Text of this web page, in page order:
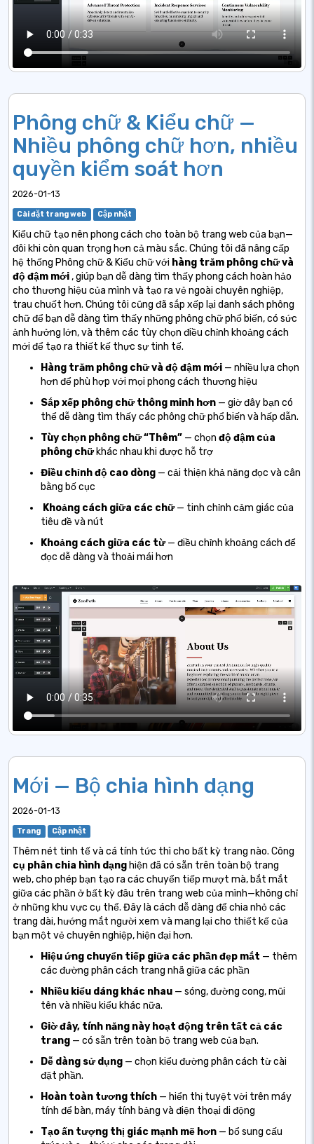
Phông chữ & Kiểu chữ —
Nhiều phông chữ hơn, nhiều
quyền kiểm soát hơn
2026-01-13
Cài đặt trang web Cập nhật
Kiểu chữ tạo nên phong cách cho toàn bộ trang web của bạn—
đôi khi còn quan trọng hơn cả màu sắc. Chúng tôi đã nâng cấp
hệ thống Phông chữ & Kiểu chữ với hàng trăm phông chữ và
độ đậm mới, giúp bạn dễ dàng tìm thấy phong cách hoàn hảo
cho thương hiệu của mình và tạo ra vẻ ngoài chuyên nghiệp,
trau chuốt hơn. Chúng tôi cũng đã sắp xếp lại danh sách phông
chữ để bạn dễ dàng tìm thấy những phông chữ phổ biến, có sức
ảnh hưởng lớn, và thêm các tùy chọn điều chỉnh khoảng cách
mới để tạo ra thiết kế thực sự tinh tế.
Hàng trăm phông chữ và độ đậm mới — nhiều lựa chọn
hơn để phù hợp với mọi phong cách thương hiệu
Sắp xếp phông chữ thông minh hơn — giờ đây bạn có
thể dễ dàng tìm thấy các phông chữ phổ biến và hấp dẫn.
Tùy chọn phông chữ “Thêm” — chọn độ đậm của
phông chữkhác nhau khi được hỗ trợ
Điều chỉnh độ cao dòng — cải thiện khả năng đọc và cân
bằng bố cục
Khoảng cách giữa các chữ — tinh chỉnh cảm giác của
tiêu đề và nút
Khoảng cách giữa các từ — điều chỉnh khoảng cách để
đọc dễ dàng và thoải mái hơn
Mới — Bộ chia hình dạng
2026-01-13
Trang Cập nhật
Thêm nét tinh tế và cá tính tức thì cho bất kỳ trang nào. Công
cụ phân chia hình dạng hiện đã có sẵn trên toàn bộ trang
web, cho phép bạn tạo ra các chuyển tiếp mượt mà, bắt mắt
giữa các phần ở bất kỳ đâu trên trang web của mình—không chỉ
ở những khu vực cụ thể. Đây là cách dễ dàng để chia nhỏ các
trang dài, hướng mắt người xem và mang lại cho thiết kế của
bạn một vẻ chuyên nghiệp, hiện đại hơn.
Hiệu ứng chuyển tiếp giữa các phần đẹp mắt — thêm
các đường phân cách trang nhã giữa các phần
Nhiều kiểu dáng khác nhau — sóng, đường cong, mũi
tên và nhiều kiểu khác nữa.
Giờ đây, tính năng này hoạt động trên tất cả các
trang — có sẵn trên toàn bộ trang web của bạn.
Dễ dàng sử dụng — chọn kiểu đường phân cách từ cài
đặt phần.
Hoàn toàn tương thích — hiển thị tuyệt vời trên máy
tính để bàn, máy tính bảng và điện thoại di động
Tạo ấn tượng thị giác mạnh mẽ hơn — bổ sung cấu